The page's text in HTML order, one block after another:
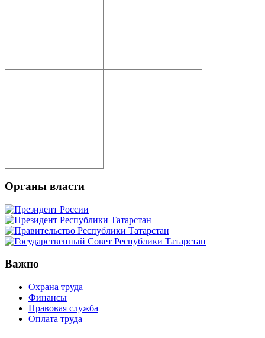
Органы власти
Важно
Охрана труда
Финансы
Правовая служба
Оплата труда